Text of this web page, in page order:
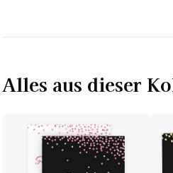
Alles aus dieser